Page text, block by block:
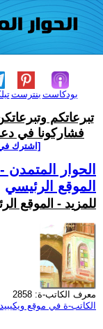
بنترست بودكاست
تبرعاتكم
فشاركونا في
[اشترك في
الحوار المتمدن
الموقع الرئيسي
للمزيد - الموقع
معرف الكاتب-ة: 2858
الكاتب-ة في موقع